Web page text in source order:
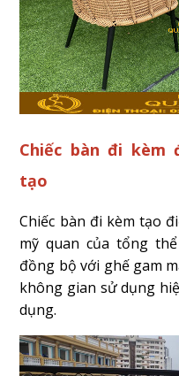
Chiếc bàn đi
tạo
Chiếc bàn đi kèm tạo
mỹ quan của tổng
đồng bộ với ghế gam
không gian sử dụng
dụng.